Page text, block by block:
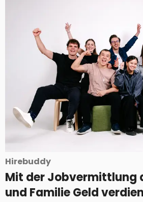
Unternehmen oder Vereine ihre
Umgekehrt kannst du jene Kanäle,
interessieren, abonnieren und
Hirebuddy
Mit der Jobvermittlung
und Familie Geld